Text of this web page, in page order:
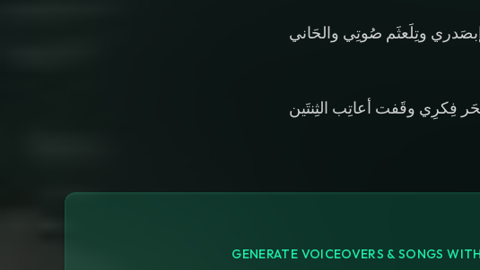
وتِلَعثَم صُوتِي والحَاني
GENERATE VOICEOVERS & SONGS